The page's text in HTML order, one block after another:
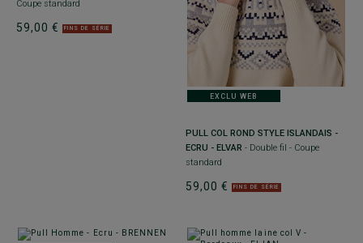
Coupe standard
59,00 € FINS DE SÉRIE
EXCLU WEB
PULL COL ROND STYLE ISLANDAIS -
ECRU - ELVAR - Double fil - Coupe
standard
59,00 € FINS DE SÉRIE